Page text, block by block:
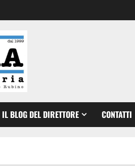
IL BLOG DEL DIRETTORE CONTATTI